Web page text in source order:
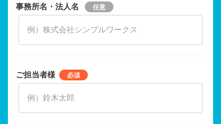
事務所名・法人名
ご担当者様